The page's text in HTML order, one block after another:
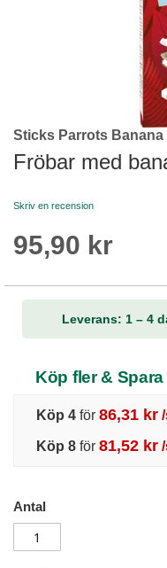
Skip
to
the
of
images
Sticks Parrots
Fröbar med
Skriv en recension
95,90 kr
Leverans: 1 – 4
Köp fler & Spara
Köp 4 för 86,31 kr
Köp 8 för 81,52 kr
Antal